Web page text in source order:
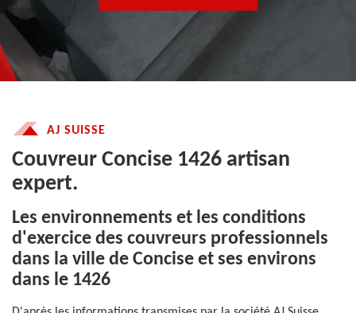
AJ SUISSE
Couvreur Concise 1426 artisan
expert.
Les environnements et les conditions
d'exercice des couvreurs professionnels
dans la ville de Concise et ses environs
dans le 1426